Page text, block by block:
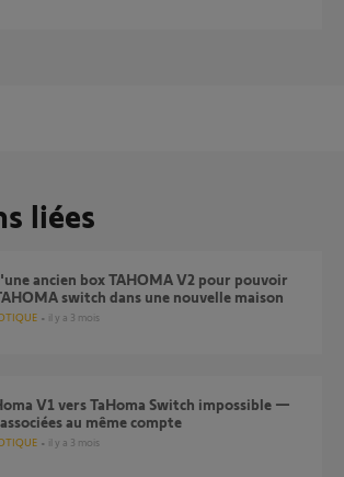
liées
switch dans une nouvelle maison
il y a 3 mois
au même compte
il y a 3 mois